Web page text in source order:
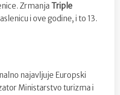
spremni
Zrmanja Triple
i ove godine, i to 13.
najavljuje Europski
Ministarstvo turizma i